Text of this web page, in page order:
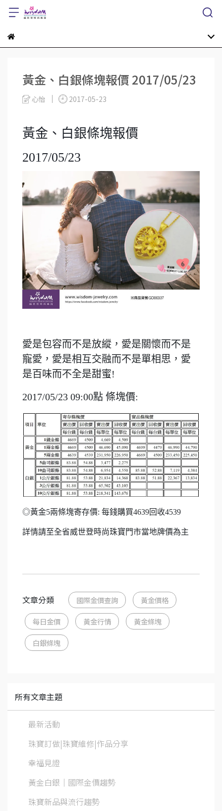
黃金、白銀條塊報價 2017/05/23
心怡 2017-05-23
黃金、白銀條塊報價
2017/05/23
愛是包容而不是放縱，愛是關懷而不是
寵愛，愛是相互交融而不是單相思，愛
是百味而不全是甜蜜!
2017/05/23 09:00點 條塊價:
◎黃金5兩條塊寄存價: 每錢購買4639回收4539
詳情請至全省威世登時尚珠寶門市當地牌價為主
文章分類 國際金價查詢 黃金價格
每日金價 黃金行情 黃金條塊
白銀條塊
所有文章主題
最新活動
珠寶訂做|珠寶維修|作品分享
幸福見證
黃金白銀│國際金價趨勢
珠寶新品與流行趨勢